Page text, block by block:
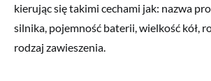
kierując się takimi cechami jak: nazwa
silnika, pojemność baterii, wielkość kół,
rodzaj zawieszenia.